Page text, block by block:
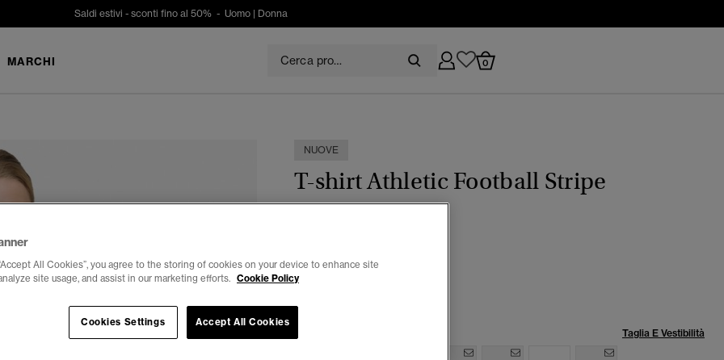
Saldi estivi - sconti fino al 50% - Uomo | Donna
MARCHI 0
NUOVE
T-shirt Athletic Football Stripe
selezionato
Taglia E Vestibilità
All Cookies”, you agree to the storing of cookies on your device to enhance site
site usage, and assist in our marketing efforts. Cookie Policy
Cookies Settings Accept All Cookies